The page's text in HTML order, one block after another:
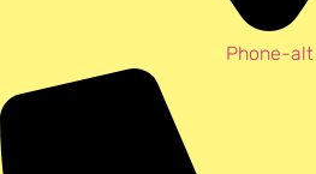
Phone-alt